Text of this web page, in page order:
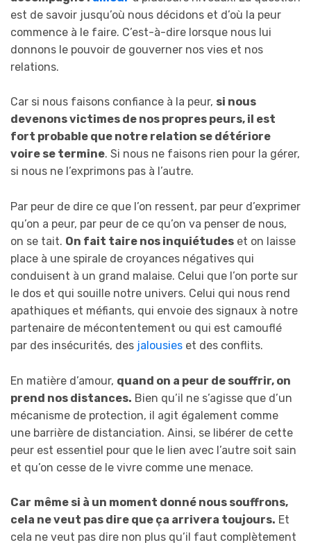
est de savoir jusqu’où nous décidons et d’où la peur
commence à le faire. C’est-à-dire lorsque nous lui
donnons le pouvoir de gouverner nos vies et nos
relations.
Car si nous faisons confiance à la peur, si nous
devenons victimes de nos propres peurs, il est
fort probable que notre relation se détériore
voire se termine. Si nous ne faisons rien pour la gérer,
si nous ne l’exprimons pas à l’autre.
Par peur de dire ce que l’on ressent, par peur d’exprimer
qu’on a peur, par peur de ce qu’on va penser de nous,
on se tait. On fait taire nos inquiétudes et on laisse
place à une spirale de croyances négatives qui
conduisent à un grand malaise. Celui que l’on porte sur
le dos et qui souille notre univers. Celui qui nous rend
apathiques et méfiants, qui envoie des signaux à notre
partenaire de mécontentement ou qui est camouflé
par des insécurités, des jalousies et des conflits.
En matière d’amour, quand on a peur de souffrir, on
prend nos distances. Bien qu’il ne s’agisse que d’un
mécanisme de protection, il agit également comme
une barrière de distanciation. Ainsi, se libérer de cette
peur est essentiel pour que le lien avec l’autre soit sain
et qu’on cesse de le vivre comme une menace.
Car même si à un moment donné nous souffrons,
cela ne veut pas dire que ça arrivera toujours. Et
cela ne veut pas dire non plus qu’il faut complètement